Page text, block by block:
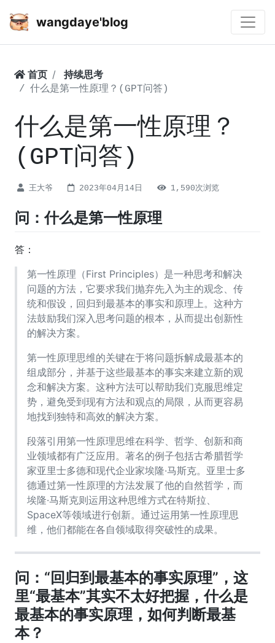
wangdaye'blog
首页 持续思考
什么是第一性原理？(GPT问答)
什么是第一性原理？
(GPT问答)
王大爷 2023年04月14日 1,590次浏览
问：什么是第一性原理
答：
第一性原理（First Principles）是一种思考和解决
问题的方法，它要求我们抛弃先入为主的观念、传
统和假设，回归到最基本的事实和原理上。这种方
法鼓励我们深入思考问题的根本，从而提出创新性
的解决方案。
第一性原理思维的关键在于将问题拆解成最基本的
组成部分，并基于这些最基本的事实来建立新的观
念和解决方案。这种方法可以帮助我们克服思维定
势，避免受到现有方法和观点的局限，从而更容易
地找到独特和高效的解决方案。
段落引用第一性原理思维在科学、哲学、创新和商
业领域都有广泛应用。著名的例子包括古希腊哲学
家亚里士多德和现代企业家埃隆·马斯克。亚里士多
德通过第一性原理的方法发展了他的自然哲学，而
埃隆·马斯克则运用这种思维方式在特斯拉、
SpaceX等领域进行创新。通过运用第一性原理思
维，他们都能在各自领域取得突破性的成果。
问：“回归到最基本的事实原理”，这
里“最基本”其实不太好把握，什么是
最基本的事实原理，如何判断最基
本？